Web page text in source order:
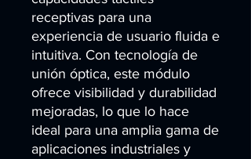
receptivas para una
experiencia de usuario fluida e
intuitiva. Con tecnología de
unión óptica, este módulo
ofrece visibilidad y durabilidad
mejoradas, lo que lo hace
ideal para una amplia gama de
aplicaciones industriales y